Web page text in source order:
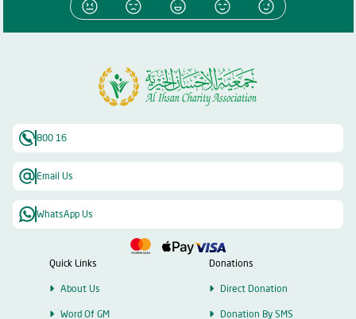
800 16
Email Us
WhatsApp Us
Quick Links
About Us
Word Of GM
Donations
Direct Donation
Donation By SMS